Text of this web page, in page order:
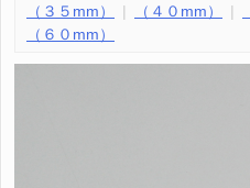
（３５mm）
（４０mm）
（６０mm）